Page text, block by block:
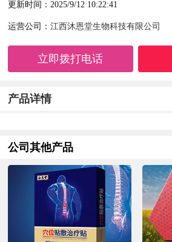
更新时间：2025/9/12 10:22:41
运营公司：江西沐恩堂生物科技有限公司
立即拨打电话
产品详情
公司其他产品